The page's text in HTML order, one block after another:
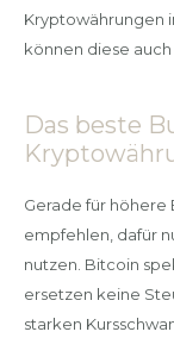
Kryptowährungen
können diese
Das beste
Gerade für höhere
empfehlen, dafür
nutzen. Bitcoin
ersetzen keine
starken